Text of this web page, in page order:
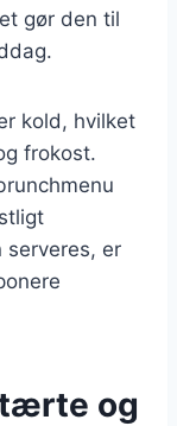
gør den til
kold, hvilket
frokost.
serveres, er
og